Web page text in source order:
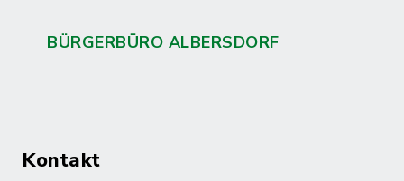
BÜRGERBÜRO ALBERSDORF
Kontakt